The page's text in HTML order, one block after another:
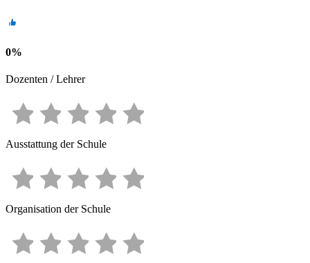
0%
Dozenten / Lehrer
Ausstattung der Schule
Organisation der Schule